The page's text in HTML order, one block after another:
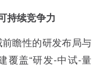
持续竞争力
瞻性的研发布局与
覆盖“研发-中试-量